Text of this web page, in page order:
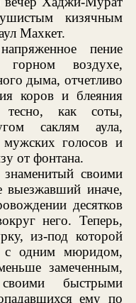
кизячным
Махкет.
пение
воздухе,
дыма, отчетливо
коров и блеяния
тесно, как соты,
саклям аула,
голосов и
от фонтана.
своими
иначе,
десятков
него. Теперь,
из-под которой
с одним мюридом,
замеченным,
быстрыми
ему по